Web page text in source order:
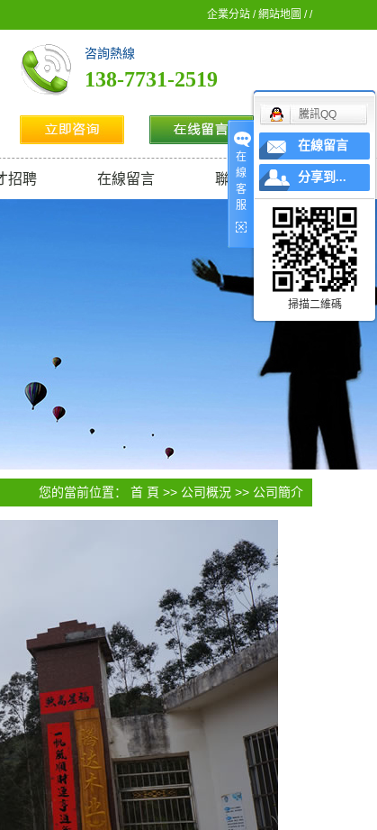
企業分站 /網站地圖 / /
咨詢熱線
138-7731-2519
招聘 在線留言 聯系我們
您的當前位置： 首 頁 >> 公司概況 >> 公司簡介
在
線
客
服
騰訊QQ
在線留言
分享到...
掃描二維碼